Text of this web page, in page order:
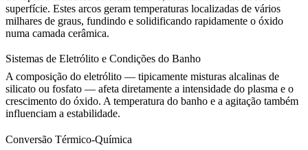
superfície. Estes arcos geram temperaturas localizadas de vários
milhares de graus, fundindo e solidificando rapidamente o óxido
numa camada cerâmica.
Sistemas de Eletrólito e Condições do Banho
A composição do eletrólito — tipicamente misturas alcalinas de
silicato ou fosfato — afeta diretamente a intensidade do plasma e o
crescimento do óxido. A temperatura do banho e a agitação também
influenciam a estabilidade.
Conversão Térmico-Química